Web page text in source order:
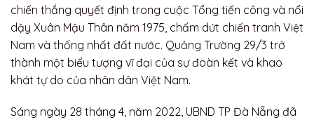
chiến thắng quyết định trong cuộc Tổng tiến công và nổi
dậy Xuân Mậu Thân năm 1975, chấm dứt chiến tranh Việt
Nam và thống nhất đất nước. Quảng Trường 29/3 trở
thành một biểu tượng vĩ đại của sự đoàn kết và khao
khát tự do của nhân dân Việt Nam.
Sáng ngày 28 tháng 4, năm 2022, UBND TP Đà Nẵng đã